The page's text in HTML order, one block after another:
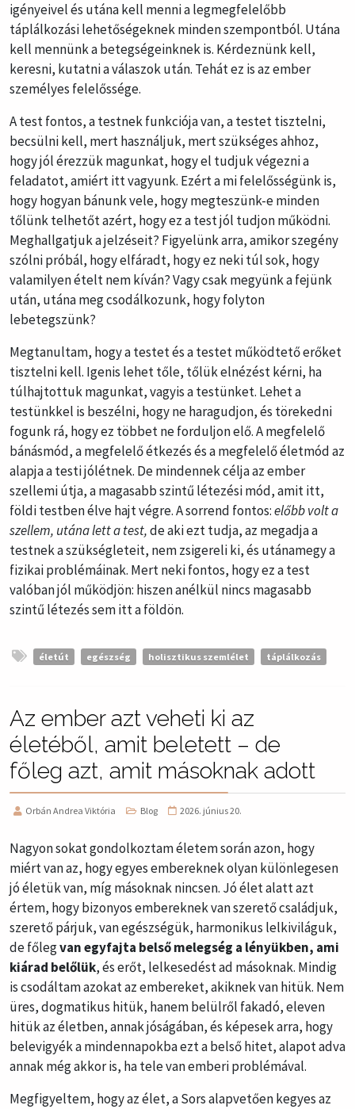
igényeivel és utána kell menni a legmegfelelőbb
táplálkozási lehetőségeknek minden szempontból. Utána
kell mennünk a betegségeinknek is. Kérdeznünk kell,
keresni, kutatni a válaszok után. Tehát ez is az ember
személyes felelőssége.
A test fontos, a testnek funkciója van, a testet tisztelni,
becsülni kell, mert használjuk, mert szükséges ahhoz,
hogy jól érezzük magunkat, hogy el tudjuk végezni a
feladatot, amiért itt vagyunk. Ezért a mi felelősségünk is,
hogy hogyan bánunk vele, hogy megteszünk-e minden
tőlünk telhetőt azért, hogy ez a test jól tudjon működni.
Meghallgatjuk a jelzéseit? Figyelünk arra, amikor szegény
szólni próbál, hogy elfáradt, hogy ez neki túl sok, hogy
valamilyen ételt nem kíván? Vagy csak megyünk a fejünk
után, utána meg csodálkozunk, hogy folyton
lebetegszünk?
Megtanultam, hogy a testet és a testet működtető erőket
tisztelni kell. Igenis lehet tőle, tőlük elnézést kérni, ha
túlhajtottuk magunkat, vagyis a testünket. Lehet a
testünkkel is beszélni, hogy ne haragudjon, és törekedni
fogunk rá, hogy ez többet ne forduljon elő. A megfelelő
bánásmód, a megfelelő étkezés és a megfelelő életmód az
alapja a testi jólétnek. De mindennek célja az ember
szellemi útja, a magasabb szintű létezési mód, amit itt,
földi testben élve hajt végre. A sorrend fontos:előbb volt a
szellem, utána lett a test,de aki ezt tudja, az megadja a
testnek a szükségleteit, nem zsigereli ki, és utánamegy a
fizikai problémáinak. Mert neki fontos, hogy ez a test
valóban jól működjön: hiszen anélkül nincs magasabb
szintű létezés sem itt a földön.
életút egészség holisztikus szemlélet táplálkozás
Az ember azt veheti ki az
életéből, amit beletett – de
főleg azt, amit másoknak adott
Orbán Andrea Viktória Blog 2026. június 20.
Nagyon sokat gondolkoztam életem során azon, hogy
miért van az, hogy egyes embereknek olyan különlegesen
jó életük van, míg másoknak nincsen. Jó élet alatt azt
értem, hogy bizonyos embereknek van szerető családjuk,
szerető párjuk, van egészségük, harmonikus lelkiviláguk,
de főlegvan egyfajta belső melegség a lényükben, ami
kiárad belőlük, és erőt, lelkesedést ad másoknak. Mindig
is csodáltam azokat az embereket, akiknek van hitük. Nem
üres, dogmatikus hitük, hanem belülről fakadó, eleven
hitük az életben, annak jóságában, és képesek arra, hogy
belevigyék a mindennapokba ezt a belső hitet, alapot adva
annak még akkor is, ha tele van emberi problémával.
Megfigyeltem, hogy az élet, a Sors alapvetően kegyes az